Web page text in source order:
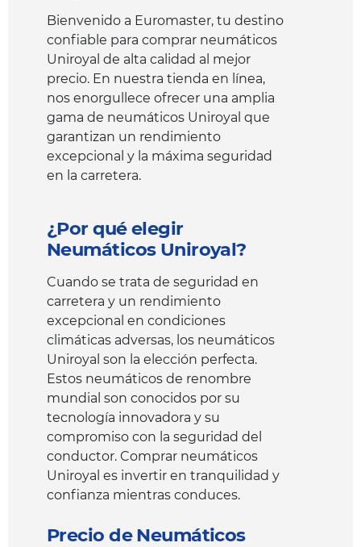
Bienvenido a Euromaster, tu destino
confiable para comprar neumáticos
Uniroyal de alta calidad al mejor
precio. En nuestra tienda en línea,
nos enorgullece ofrecer una amplia
gama de neumáticos Uniroyal que
garantizan un rendimiento
excepcional y la máxima seguridad
en la carretera.
¿Por qué elegir
Neumáticos Uniroyal?
Cuando se trata de seguridad en
carretera y un rendimiento
excepcional en condiciones
climáticas adversas, los neumáticos
Uniroyal son la elección perfecta.
Estos neumáticos de renombre
mundial son conocidos por su
tecnología innovadora y su
compromiso con la seguridad del
conductor. Comprar neumáticos
Uniroyal es invertir en tranquilidad y
confianza mientras conduces.
Precio de Neumáticos